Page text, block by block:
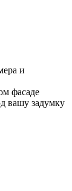
и
фасаде
вашу задумку